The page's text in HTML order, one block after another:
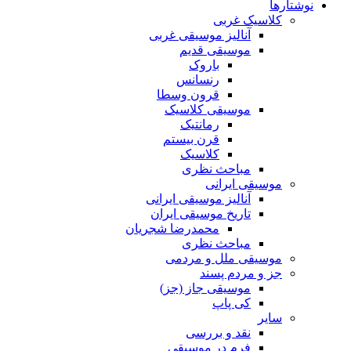
نوشتارها
کلاسیک غربی
آنالیز موسیقی غربی
موسیقی قدیم
باروک
رنسانس
قرون وسطا
موسیقی کلاسیک
رمانتیک
قرن بیستم
کلاسیک
مباحث نظری
موسیقی ایرانی
آنالیز موسیقی ایرانی
تاریخ موسیقی ایران
محمدرضا شجریان
مباحث نظری
موسیقی ملل و مردمی
جز و مردم پسند
موسیقی جاز (جز)
کی پاپ
سایر
نقد‌ و بررسی
فرم در موسیقی